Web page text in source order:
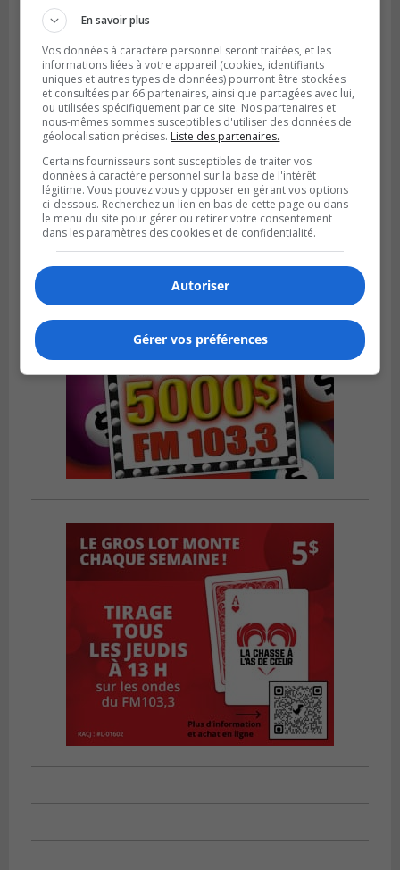
VIEUX-LONGUEUIL
Publié le 31 juillet 2026 à 14h20
Le RTL dévoile sa nouvelle flotte de
transport adapté
En savoir plus
Vos données à caractère personnel seront traitées, et les
informations liées à votre appareil (cookies, identifiants
uniques et autres types de données) pourront être stockées
et consultées par 66 partenaires, ainsi que partagées avec lui,
ou utilisées spécifiquement par ce site. Nos partenaires et
nous-mêmes sommes susceptibles d'utiliser des données de
géolocalisation précises. Liste des partenaires.
Certains fournisseurs sont susceptibles de traiter vos
données à caractère personnel sur la base de l'intérêt
légitime. Vous pouvez vous y opposer en gérant vos options
ci-dessous. Recherchez un lien en bas de cette page ou dans
le menu du site pour gérer ou retirer votre consentement
dans les paramètres des cookies et de confidentialité.
Autoriser
Gérer vos préférences